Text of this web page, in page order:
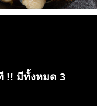
!! มีทั้งหมด 3